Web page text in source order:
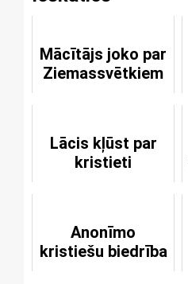
Mācītājs joko par
Ziemassvētkiem
Lācis kļūst par
kristieti
Anonīmo
kristiešu biedrība